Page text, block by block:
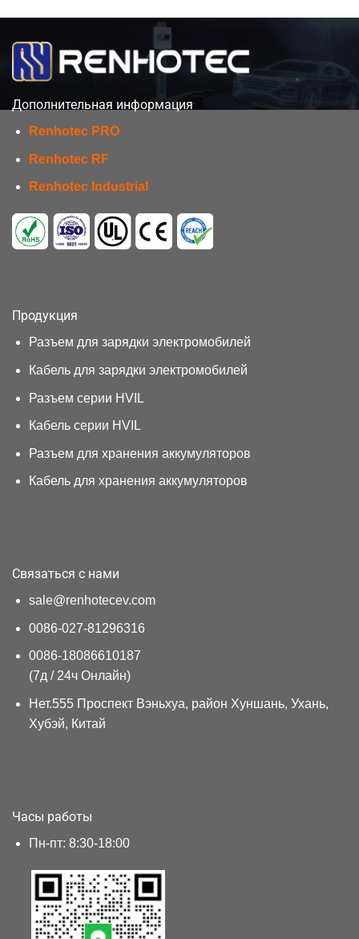
Дополнительная информация
Renhotec PRO
Renhotec RF
Renhotec Industrial
Продукция
Разъем для зарядки электромобилей
Кабель для зарядки электромобилей
Разъем серии HVIL
Кабель серии HVIL
Разъем для хранения аккумуляторов
Кабель для хранения аккумуляторов
Связаться с нами
sale@renhotecev.com
0086-027-81296316
0086-18086610187
(7д / 24ч Онлайн)
Нет.555 Проспект Вэньхуа, район Хуншань, Ухань,
Хубэй, Китай
Часы работы
Пн-пт: 8:30-18:00